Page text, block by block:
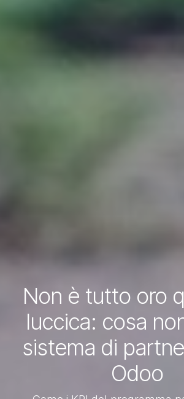
Non è tutto oro
luccica: cosa
sistema di
Odoo